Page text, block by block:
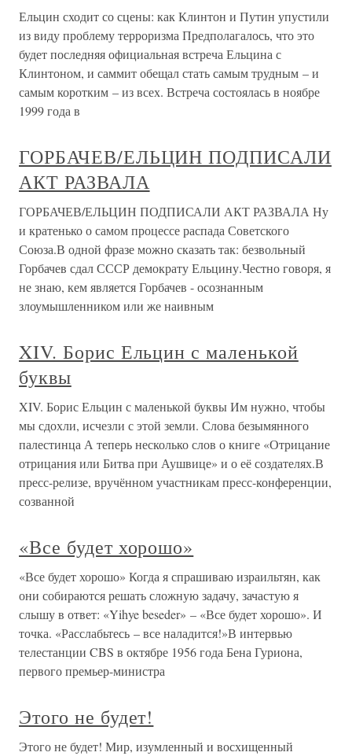
Ельцин сходит со сцены: как Клинтон и Путин упустили
из виду проблему терроризма Предполагалось, что это
будет последняя официальная встреча Ельцина с
Клинтоном, и саммит обещал стать самым трудным – и
самым коротким – из всех. Встреча состоялась в ноябре
1999 года в
ГОРБАЧЕВ/ЕЛЬЦИН ПОДПИСАЛИ
АКТ РАЗВАЛА
ГОРБАЧЕВ/ЕЛЬЦИН ПОДПИСАЛИ АКТ РАЗВАЛА Ну
и кратенько о самом процессе распада Советского
Союза.В одной фразе можно сказать так: безвольный
Горбачев сдал СССР демократу Ельцину.Честно говоря, я
не знаю, кем является Горбачев - осознанным
злоумышленником или же наивным
XIV. Борис Ельцин с маленькой
буквы
XIV. Борис Ельцин с маленькой буквы Им нужно, чтобы
мы сдохли, исчезли с этой земли. Слова безымянного
палестинца А теперь несколько слов о книге «Отрицание
отрицания или Битва при Аушвице» и о её создателях.В
пресс-релизе, вручённом участникам пресс-конференции,
созванной
«Все будет хорошо»
«Все будет хорошо» Когда я спрашиваю израильтян, как
они собираются решать сложную задачу, зачастую я
слышу в ответ: «Yihye beseder» – «Все будет хорошо». И
точка. «Расслабьтесь – все наладится!»В интервью
телестанции CBS в октябре 1956 года Бена Гуриона,
первого премьер-министра
Этого не будет!
Этого не будет! Мир, изумленный и восхищенный